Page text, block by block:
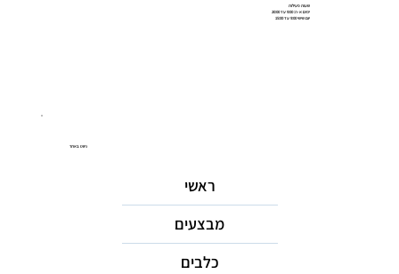
שעות פעילות
ימים א-ה: 9:00 עד 20:00
יום שישי 9:00 עד 15:00
ניווט באתר
ראשי
מבצעים
כלבים